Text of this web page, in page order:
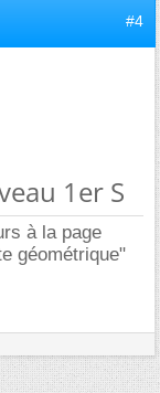
#4
1er S
à la page
géométrique"